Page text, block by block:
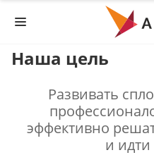
Наша цель
Развивать
эффективно
и идти